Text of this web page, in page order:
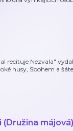
recituje Nezvala"
husy, Sbohem a
májová)